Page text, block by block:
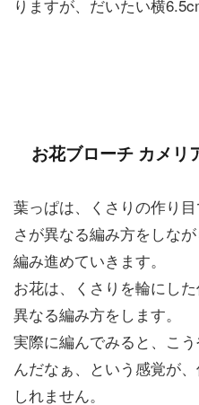
りますが、だいたい横
お花ブローチ カメリ
葉っぱは、くさりの作り
さが異なる編み方をしな
編み進めていきます。
お花は、くさりを輪にし
異なる編み方をします。
実際に編んでみると、こ
んだなぁ、という感覚が
しれません。